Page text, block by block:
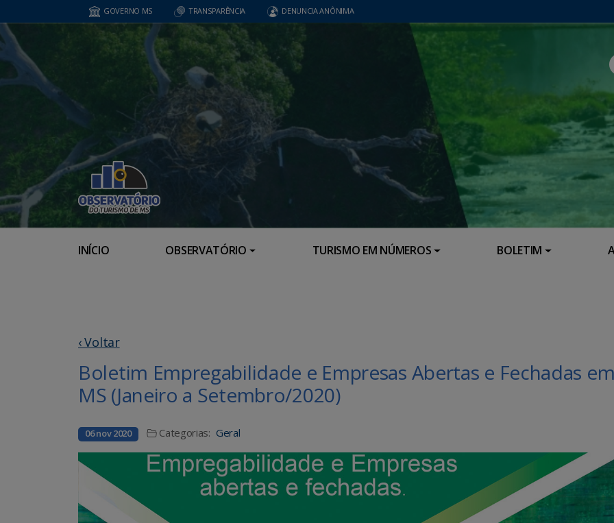
GOVERNO MS TRANSPARÊNCIA DENUNCIA ANÔNIMA
INÍCIO OBSERVATÓRIO TURISMO EM NÚMEROS BOLETIM
‹ Voltar
Boletim Empregabilidade e Empresas Abertas e Fechadas
MS (Janeiro a Setembro/2020)
06 nov 2020 Categorias: Geral